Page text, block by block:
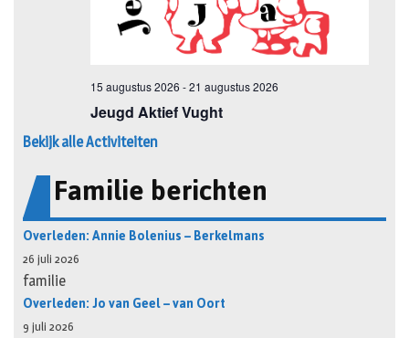
Bekijk alle Activiteiten
Familie berichten
Overleden: Annie Bolenius – Berkelmans
26 juli 2026
familie
Overleden: Jo van Geel – van Oort
9 juli 2026